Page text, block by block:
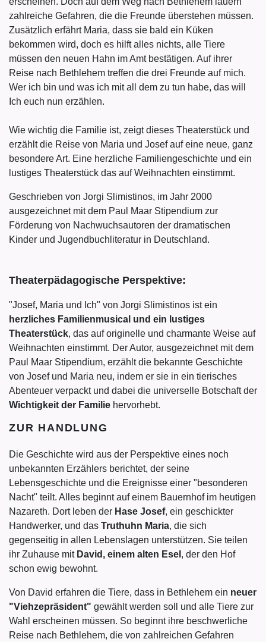
zahlreiche Gefahren, die die Freunde überstehen müssen.
Zusätzlich erfährt Maria, dass sie bald ein Küken
bekommen wird, doch es hilft alles nichts, alle Tiere
müssen den neuen Hahn im Amt bestätigen. Auf ihrer
Reise nach Bethlehem treffen die drei Freunde auf mich.
Wer ich bin und was ich mit all dem zu tun habe, das will
Ich euch nun erzählen.
Wie wichtig die Familie ist, zeigt dieses Theaterstück und
erzählt die Reise von Maria und Josef auf eine neue, ganz
besondere Art. Eine herzliche Familiengeschichte und ein
lustiges Theaterstück das auf Weihnachten einstimmt.
Geschrieben von Jorgi Slimistinos, im Jahr 2000
ausgezeichnet mit dem Paul Maar Stipendium zur
Förderung von Nachwuchsautoren der dramatischen
Kinder und Jugendbuchliteratur in Deutschland.
Theaterpädagogische Perspektive:
"Josef, Maria und Ich" von Jorgi Slimistinos ist ein
herzliches Familienmusical und ein lustiges
Theaterstück, das auf originelle und charmante Weise auf
Weihnachten einstimmt. Der Autor, ausgezeichnet mit dem
Paul Maar Stipendium, erzählt die bekannte Geschichte
von Josef und Maria neu, indem er sie in ein tierisches
Abenteuer verpackt und dabei die universelle Botschaft der
Wichtigkeit der Familie hervorhebt.
ZUR HANDLUNG
Die Geschichte wird aus der Perspektive eines noch
unbekannten Erzählers berichtet, der seine
Lebensgeschichte und die Ereignisse einer "besonderen
Nacht" teilt. Alles beginnt auf einem Bauernhof im heutigen
Nazareth. Dort leben der Hase Josef, ein geschickter
Handwerker, und das Truthuhn Maria, die sich
gegenseitig in allen Lebenslagen unterstützen. Sie teilen
ihr Zuhause mit David, einem alten Esel , der den Hof
schon ewig bewohnt.
Von David erfahren die Tiere, dass in Bethlehem ein neuer
"Viehzepräsident" gewählt werden soll und alle Tiere zur
Wahl erscheinen müssen. So beginnt ihre beschwerliche
Reise nach Bethlehem, die von zahlreichen Gefahren